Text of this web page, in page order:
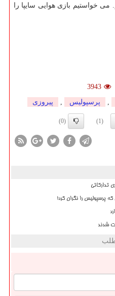
می خواستیم بازی هوایی سایپا را
3943
, پرسپولیس , پیروزی
(1)
(0)
تدارکاتی
که پرسپولیس را نگران کرد!